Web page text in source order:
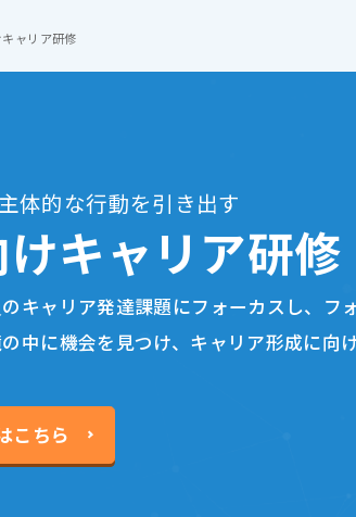
ャリア研修
体的な行動を引き出す
キャリア研修
キャリア発達課題にフォーカスし、フ
中に機会を見つけ、キャリア形成に向
こちら